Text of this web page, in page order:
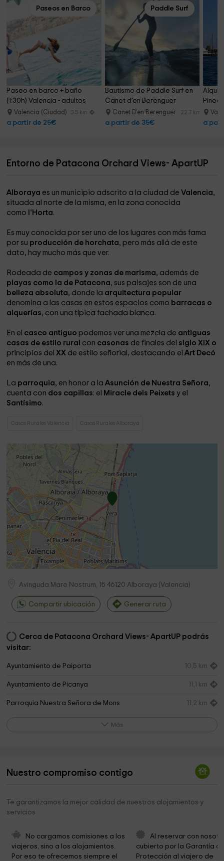
Paseos en Barco
Paseo en barco + baño
(1:30h) Valencia - adultos
Valencia (Ciudad) 3.5 km
a partir de 25€
Paddle Surf
Bautismo de Paddle Surf en
Canet d'en Berenguer
Canet D'en Berenguer 22.7 km
a partir de 35€ a
Entorno de Patacona Orchard Views- ApartUP
Alboraya es un municipio adscrito a la ciudad deValencia,
situada al norte de la misma, en la zona conocida
como l’Horta.
Es muy conocida por ser uno de los lugares con más fama
por su producción de horchata, pero más allá de este
dato, hay mucho más que ver.
Rodeada de campos y zonas de marisma, además de
playas como la de Patacona, sus paisajes son de una
belleza absoluta, donde la arquitectura popular
denomina a las casas en estos espacios como barracas o
alquerías, con una típica fachada blanca.
En el casco antiguo podemos ver una mezcla de antiguas
casas de estilo rural con casonas de finales del siglo XIX o
principios delXX de estilo señorial, destacando el Art Decó
en más de una.
La parroquia, en honor a laAsunción de Nuestra Señora,
cuenta con dos capillas: el Miracle dels Peixets y el
Santísimo.
Casas Rurales Valencia Casas Rurales Alboraya
Avinguda Mare Nostrum, 15 46120 Alboraya (Valencia)
Compartir ubicación Generar ruta
Cerca de Patacona Orchard Views- ApartUP podrás
visitar:
Ayuntamiento de Paiporta 10,5 km
Ayuntamiento de Picanya 11,1 km
Parroquia Nuestra Señora de Mons 11,2 km
Parroquia de Nuestra Señora de Monserrat
Ayuntamiento de Catarroja 12,0 km
Marmoles Artisticos Magraner
DiverBol
Parroquia de Nuestra Señora de los Ángeles
Más
Nuestro compromiso contigo
Te garantizamos la mejor calidad de nuestros alojamientos y
servicios
No cargamos comisiones a los
viajeros, sino a los alojamientos.
Por eso te ofrecemos siempre el
Al reservar con
cubierto por la Garantía
Protección al viajero de